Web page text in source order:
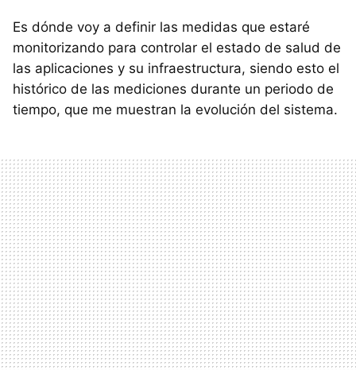
Es dónde voy a definir las medidas que estaré
monitorizando para controlar el estado de salud de
las aplicaciones y su infraestructura, siendo esto el
histórico de las mediciones durante un periodo de
tiempo, que me muestran la evolución del sistema.